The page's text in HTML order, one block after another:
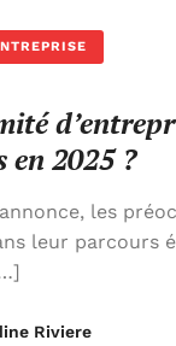
en 2025 ?
les
leur parcours
Riviere